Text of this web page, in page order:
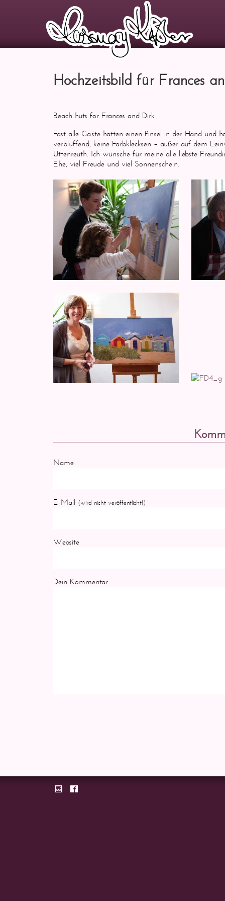
Hochzeitsbild für Frances
Beach huts for Frances and Dirk
Fast alle Gäste hatten einen Pinsel in der Hand und
verblüffend, keine Farbklecksen – außer auf dem
Uttenreuth. Ich wünsche für meine alle liebste
Ehe, viel Freude und viel Sonnenschein.
Name
E-Mail (wird nicht veröffentlicht!)
Website
Dein Kommentar